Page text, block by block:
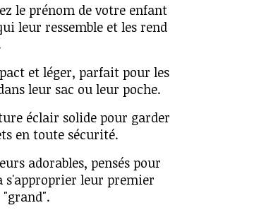
le prénom de votre enfant
leur ressemble et les rend
et léger, parfait pour les
leur sac ou leur poche.
éclair solide pour garder
en toute sécurité.
adorables, pensés pour
s'approprier leur premier
"grand".